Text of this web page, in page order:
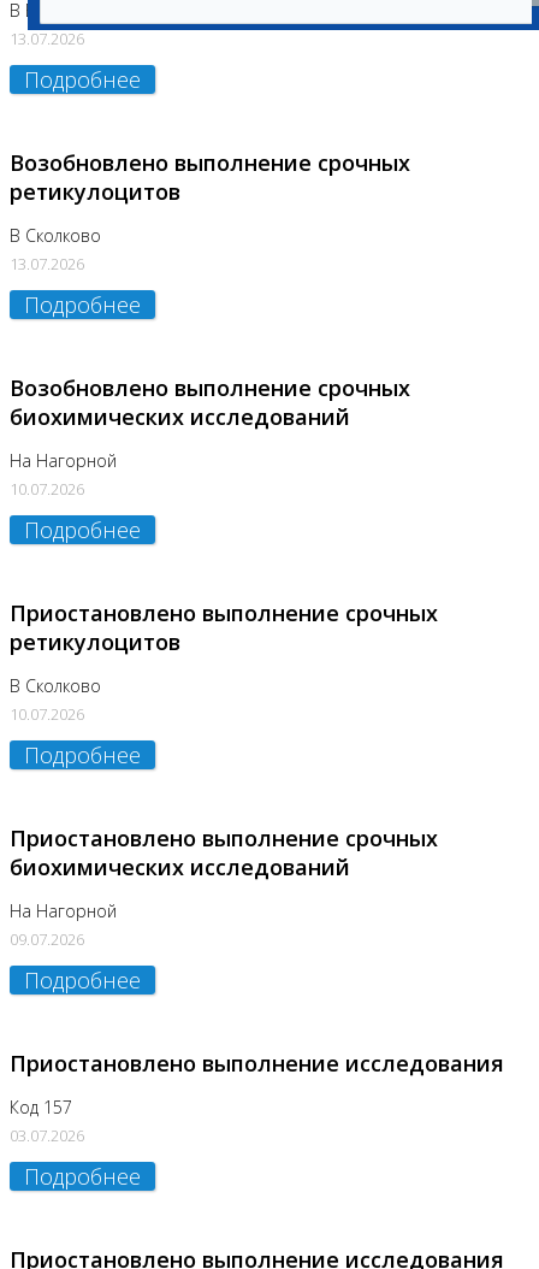
В Бутово
13.07.2026
Подробнее
Возобновлено выполнение срочных
ретикулоцитов
В Сколково
13.07.2026
Подробнее
Возобновлено выполнение срочных
биохимических исследований
На Нагорной
10.07.2026
Подробнее
Приостановлено выполнение срочных
ретикулоцитов
В Сколково
10.07.2026
Подробнее
Приостановлено выполнение срочных
биохимических исследований
На Нагорной
09.07.2026
Подробнее
Приостановлено выполнение исследования
Код 157
03.07.2026
Подробнее
Приостановлено выполнение исследования